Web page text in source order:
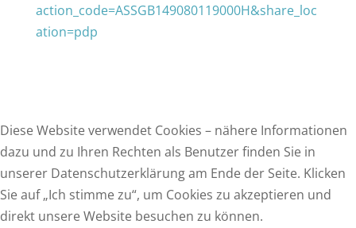
action_code=ASSGB149080119000H&share_loc
ation=pdp
F
aT
Diese Website verwendet Cookies – nähere Informationen
dazu und zu Ihren Rechten als Benutzer finden Sie in
unserer Datenschutzerklärung am Ende der Seite. Klicken
Sie auf „Ich stimme zu“, um Cookies zu akzeptieren und
direkt unsere Website besuchen zu können.